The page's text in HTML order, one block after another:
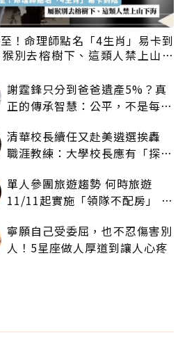
！命理師點名「4生肖」易卡到
別去榕樹下、這類人禁上山下
謝霆鋒只分到爸爸遺產5%？真
正的傳承智慧：公平，不是每個
清華校長續任又赴美遴選挨轟
職涯教練：大學校長應有「探
單人參團旅遊趨勢 何時旅遊
11/11起實施「領隊不配房」 落
寧願自己受委屈，也不忍傷害別
人！5星座做人厚道到讓人心疼